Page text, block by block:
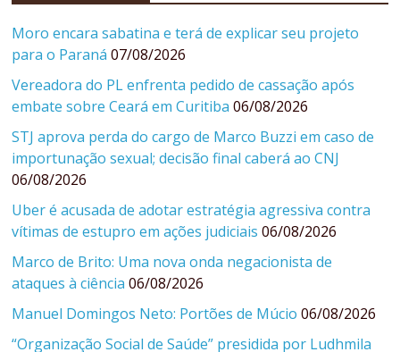
Moro encara sabatina e terá de explicar seu projeto
para o Paraná 07/08/2026
Vereadora do PL enfrenta pedido de cassação após
embate sobre Ceará em Curitiba 06/08/2026
STJ aprova perda do cargo de Marco Buzzi em caso de
importunação sexual; decisão final caberá ao CNJ
06/08/2026
Uber é acusada de adotar estratégia agressiva contra
vítimas de estupro em ações judiciais 06/08/2026
Marco de Brito: Uma nova onda negacionista de
ataques à ciência 06/08/2026
Manuel Domingos Neto: Portões de Múcio 06/08/2026
“Organização Social de Saúde” presidida por Ludhmila